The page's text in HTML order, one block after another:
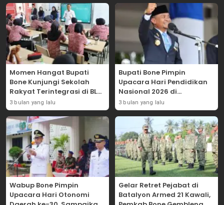
Momen Hangat Bupati
Bone Kunjungi Sekolah
Rakyat Terintegrasi di BLK
Bajoe
3 bulan yang lalu
Bupati Bone Pimpin
Upacara Hari Pendidikan
Nasional 2026 di
Lapangan Merdeka
3 bulan yang lalu
Wabup Bone Pimpin
Upacara Hari Otonomi
Gelar Retret Pejabat di
Batalyon Armed 21 Kawali,